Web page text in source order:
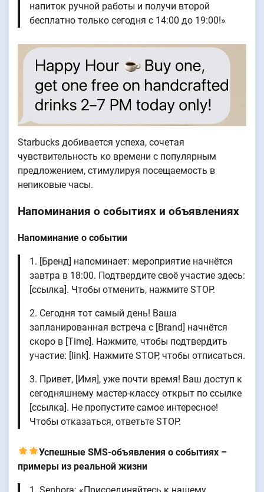
напиток ручной работы и получи второй
бесплатно только сегодня с 14:00 до 19:00!»
Starbucks добивается успеха, сочетая
чувствительность ко времени с популярным
предложением, стимулируя посещаемость в
непиковые часы.
Напоминания о событиях и объявлениях
Напоминание о событии
1. [Бренд] напоминает: мероприятие начнётся
завтра в 18:00. Подтвердите своё участие здесь:
[ссылка]. Чтобы отменить, нажмите STOP.
2. Сегодня тот самый день! Ваша
запланированная встреча с [Brand] начнётся
скоро в [Time]. Нажмите, чтобы подтвердить
участие: [link]. Нажмите STOP, чтобы отписаться.
3. Привет, [Имя], уже почти время! Ваш доступ к
сегодняшнему мастер-классу открыт по ссылке
[ссылка]. Не пропустите самое интересное!
Чтобы отказаться, ответьте STOP.
Успешные SMS-объявления о событиях –
примеры из реальной жизни
1. Sephora: «Присоединяйтесь к нашему